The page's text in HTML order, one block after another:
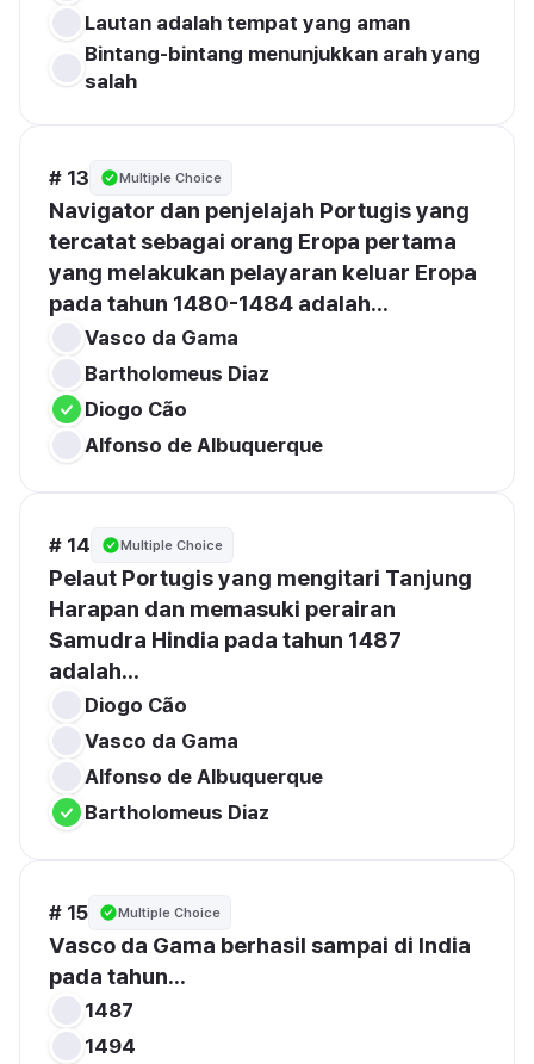
Lautan adalah tempat yang aman
Bintang-bintang menunjukkan arah yang
salah
# 13 Multiple Choice
Navigator dan penjelajah Portugis yang
tercatat sebagai orang Eropa pertama
yang melakukan pelayaran keluar Eropa
pada tahun 1480-1484 adalah...
Vasco da Gama
Bartholomeus Diaz
Diogo Cão
Alfonso de Albuquerque
# 14 Multiple Choice
Pelaut Portugis yang mengitari Tanjung
Harapan dan memasuki perairan
Samudra Hindia pada tahun 1487
adalah...
Diogo Cão
Vasco da Gama
Alfonso de Albuquerque
Bartholomeus Diaz
# 15 Multiple Choice
Vasco da Gama berhasil sampai di India
pada tahun...
1487
1494